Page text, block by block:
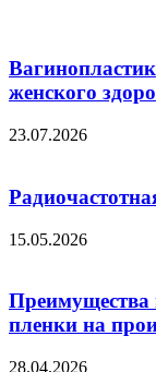
женского
23.07.2026
15.05.2026
Преимущества
пленки на
28.04.2026